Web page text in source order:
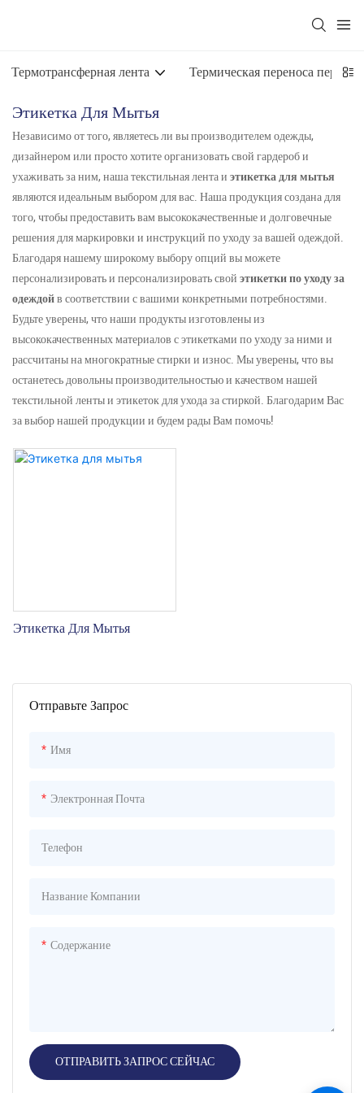
Термотрансферная лента Термическая переноса
Этикетка Для Мытья
Независимо от того, являетесь ли вы производителем одежды,
дизайнером или просто хотите организовать свой гардероб и
ухаживать за ним, наша текстильная лента иэтикетка для мытья
являются идеальным выбором для вас. Наша продукция создана для
того, чтобы предоставить вам высококачественные и долговечные
решения для маркировки и инструкций по уходу за вашей одеждой.
Благодаря нашему широкому выбору опций вы можете
персонализировать и персонализировать свойэтикетки по уходу за
одеждойв соответствии с вашими конкретными потребностями.
Будьте уверены, что наши продукты изготовлены из
высококачественных материалов с этикетками по уходу за ними и
рассчитаны на многократные стирки и износ. Мы уверены, что вы
останетесь довольны производительностью и качеством нашей
текстильной ленты и этикеток для ухода за стиркой. Благодарим Вас
за выбор нашей продукции и будем рады Вам помочь!
Отправьте Запрос
Имя
Электронная Почта
Телефон
Название Компании
Содержание
ОТПРАВИТЬ ЗАПРОС СЕЙЧАС
Этикетка Для Мытья